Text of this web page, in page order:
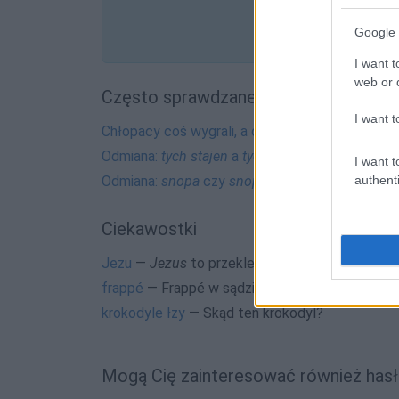
Google
I want
web or
I want
I want
Często sprawdzane
Chłopacy coś wygrali, a chłopaki?
Odmiana: tych stajen a tych stajni
Odmiana: snopa czy snopu
Ciekawostki
Jezu — Jezus to przekleństwo
frappé — Frappé w sądzie
krokodyle łzy — Skąd ten krokodyl?
Mogą Cię zainteresować również